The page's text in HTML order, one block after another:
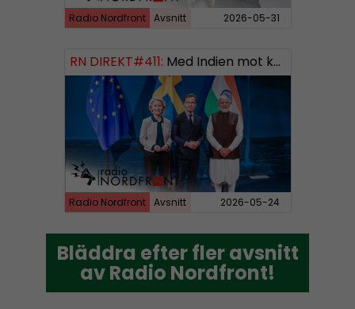
Radio Nordfront Avsnitt 2026-05-31
RN DIREKT#411: Med Indien mot kosmos SWISH: 0700738064
Radio Nordfront Avsnitt 2026-05-24
Bläddra efter fler avsnitt
av Radio Nordfront!
Bläddra efter fler avsnitt
av Radio Nordfront!